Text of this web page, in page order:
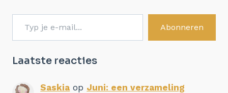
Typ je e-mail...
Abonneren
Laatste reacties
Saskia op Juni: een verzameling